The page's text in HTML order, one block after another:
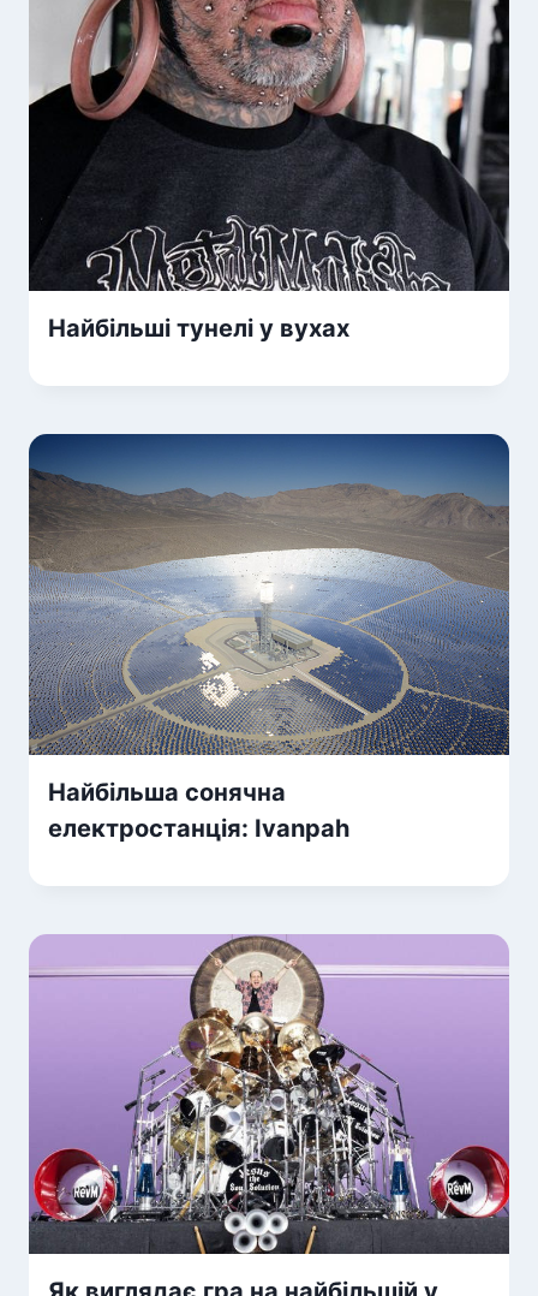
Найбільші тунелі у вухах
Найбільша сонячна
електростанція: Ivanpah